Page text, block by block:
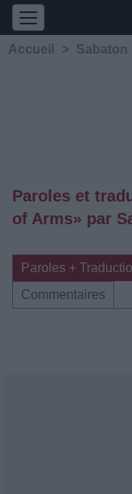
Accueil > Sabaton
Paroles et
of Arms» par
Paroles +
Commentaires